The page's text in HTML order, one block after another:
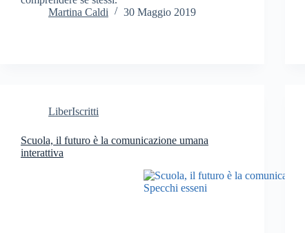
Martina Caldi
30 Maggio 2019
LiberIscritti
Scuola, il futuro è la comunicazione umana
interattiva